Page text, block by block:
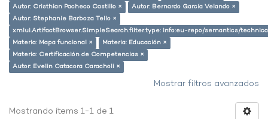
Autor: Cristhian Pacheco Castillo ×
Autor: Bernardo García Velando ×
Autor: Stephanie Barboza Tello ×
xmlui.ArtifactBrowser.SimpleSearch.filter.type: info:eu-repo/semantics/
Materia: Mapa funcional ×
Materia: Educación ×
Materia: Certificación de Competencias ×
Autor: Evelin Catacora Caracholi ×
Mostrar filtros avanzados
Mostrando ítems 1-1 de 1